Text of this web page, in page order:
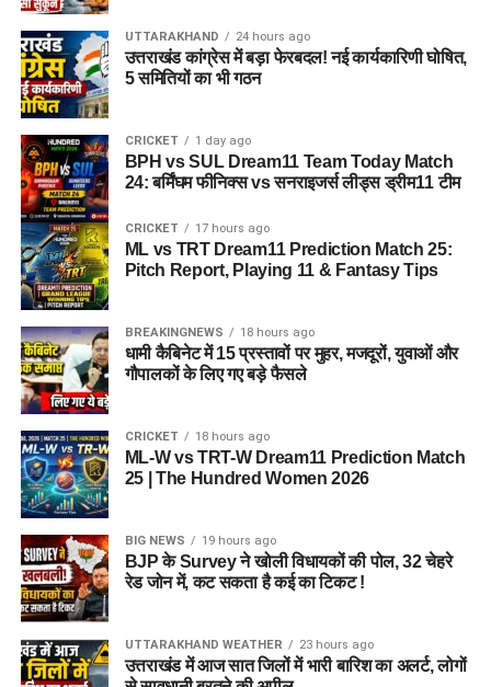
UTTARAKHAND 24 hours ago
उत्तराखंड कांग्रेस में बड़ा फेरबदल! नई कार्यकारिणी घोषित,
5 समितियों का भी गठन
CRICKET 1 day ago
BPH vs SUL Dream11 Team Today Match
24: बर्मिंघम फीनिक्स vs सनराइजर्स लीड्स ड्रीम11 टीम
CRICKET 17 hours ago
ML vs TRT Dream11 Prediction Match 25:
Pitch Report, Playing 11 & Fantasy Tips
BREAKINGNEWS 18 hours ago
धामी कैबिनेट में 15 प्रस्तावों पर मुहर, मजदूरों, युवाओं और
गौपालकों के लिए गए बड़े फैसले
CRICKET 18 hours ago
ML-W vs TRT-W Dream11 Prediction Match
25 | The Hundred Women 2026
BIG NEWS 19 hours ago
BJP के Survey ने खोली विधायकों की पोल, 32 चेहरे
रेड जोन में, कट सकता है कई का टिकट !
UTTARAKHAND WEATHER 23 hours ago
उत्तराखंड में आज सात जिलों में भारी बारिश का अलर्ट, लोगों